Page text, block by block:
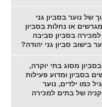
של נוער בסביון גני
או נחלות בסביון
בסביון סביבה
בישוב סביון גני יהודה?
מסוג בתי יוקרה,
בסביון ומדוע פעילות
כמו ילדים, נוער
של בתים למכירה